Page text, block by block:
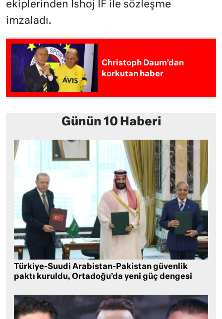
ekiplerinden Ishoj IF ile sözleşme
imzaladı.
Christoph Daum’dan
korkutan haber
Günün 10 Haberi
Türkiye-Suudi Arabistan-Pakistan güvenlik
paktı kuruldu, Ortadoğu’da yeni güç dengesi